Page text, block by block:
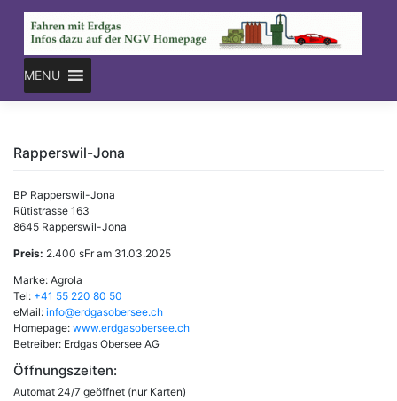
content
MENU
Rapperswil-Jona
BP Rapperswil-Jona
Rütistrasse 163
8645 Rapperswil-Jona
Preis: 2.400 sFr am 31.03.2025
Marke: Agrola
Tel: +41 55 220 80 50
eMail: info@erdgasobersee.ch
Homepage: www.erdgasobersee.ch
Betreiber: Erdgas Obersee AG
Öffnungszeiten:
Automat 24/7 geöffnet (nur Karten)